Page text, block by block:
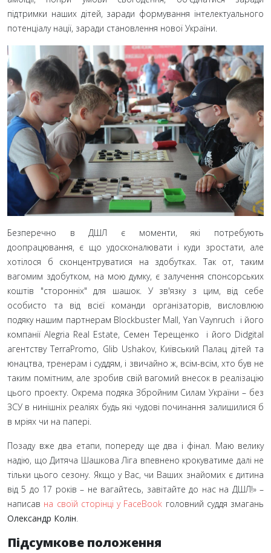
підтримки наших дітей, заради формування інтелектуального
потенціалу нації, заради становлення нової України.
Безперечно в ДШЛ є моменти, які потребують
доопрацювання, є що удосконалювати і куди зростати, але
хотілося б сконцентруватися на здобутках. Так от, таким
вагомим здобутком, на мою думку, є залучення спонсорських
коштів "сторонніх" для шашок. У зв'язку з цим, від себе
особисто та від всієї команди організаторів, висловлюю
подяку нашим партнерам Blockbuster Mall, Yan Vaynruch і його
компанії Alegria Real Estate, Семен Терещенко і його Didgital
агентству TerraPromo, Glib Ushakov, Київський Палац дітей та
юнацтва, тренерам і суддям, і звичайно ж, всім-всім, хто був не
таким помітним, але зробив свій вагомий внесок в реалізацію
цього проекту. Окрема подяка Збройним Силам України – без
ЗСУ в нинішніх реаліях будь які чудові починання залишилися б
в мріях чи на папері.
Позаду вже два етапи, попереду ще два і фінал. Маю велику
надію, що Дитяча Шашкова Ліга впевнено крокуватиме далі не
тільки цього сезону. Якщо у Вас, чи Ваших знайомих є дитина
від 5 до 17 років – не вагайтесь, завітайте до нас на ДШЛ!» –
написав на своїй сторінці у FaceBook головний суддя змагань
Олександр Колін.
Підсумкове положення